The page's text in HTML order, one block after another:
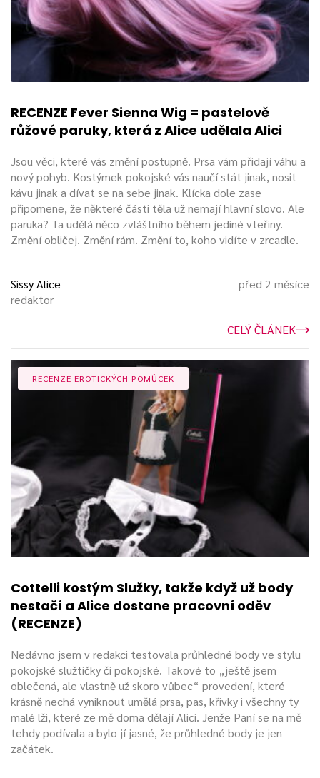
RECENZE Fever Sienna Wig = pastelově
růžové paruky, která z Alice udělala Alici
Jsou věci, které vás změní postupně. Prsa vám přidají váhu a
nový pohyb. Kostýmek pokojské vás naučí stát jinak, nosit
kávu jinak a dívat se na sebe jinak. Klícka dole zase
připomene, že některé části těla už nemají hlavní slovo. Ale
paruka? Ta udělá něco zvláštního během jediné vteřiny.
Změní obličej. Změní rám. Změní to, koho vidíte v zrcadle.
Sissy Alice
redaktor
před 2 měsíce
CELÝ ČLÁNEK
RECENZE EROTICKÝCH POMŮCEK
Cottelli kostým Služky, takže když už body
nestačí a Alice dostane pracovní oděv
(RECENZE)
Nedávno jsem v redakci testovala průhledné body ve stylu
pokojské služtičky či pokojské. Takové to „ještě jsem
oblečená, ale vlastně už skoro vůbec“ provedení, které
krásně nechá vyniknout umělá prsa, pas, křivky i všechny ty
malé lži, které ze mě doma dělají Alici. Jenže Paní se na mě
tehdy podívala a bylo jí jasné, že průhledné body je jen
začátek.